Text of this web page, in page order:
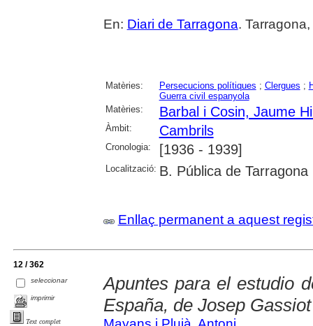
En: Diari de Tarragona.
Matèries: Persecucions polítiques ; Clergues ;
Guerra civil espanyola
Matèries:
Barbal i Cosin, Jaume
Àmbit: Cambrils
Cronologia: [1936 - 1939]
Localització: B. Pública de Tarragona
Enllaç permanent a aquest
12 / 362
seleccionar
imprimir
Text complet
Apuntes para el estudio
España, de Josep Gassiot